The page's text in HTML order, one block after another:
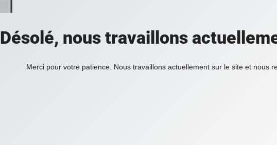
Désolé, nous travaillons
Merci pour votre patience. Nous travaillons actuellement sur le site et nous